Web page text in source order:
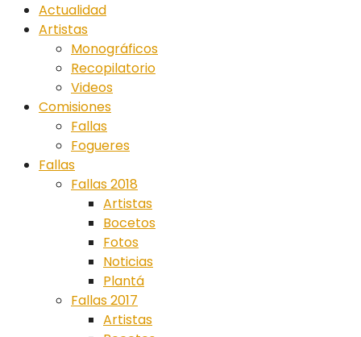
Actualidad
Artistas
Monográficos
Recopilatorio
Videos
Comisiones
Fallas
Fogueres
Fallas
Fallas 2018
Artistas
Bocetos
Fotos
Noticias
Plantá
Fallas 2017
Artistas